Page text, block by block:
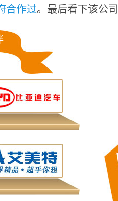
合作过。最后看下该公